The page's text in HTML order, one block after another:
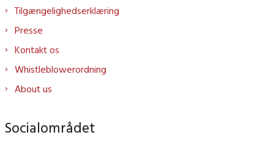
Tilgængelighedserklæring
Presse
Kontakt os
Whistleblowerordning
About us
Socialområdet